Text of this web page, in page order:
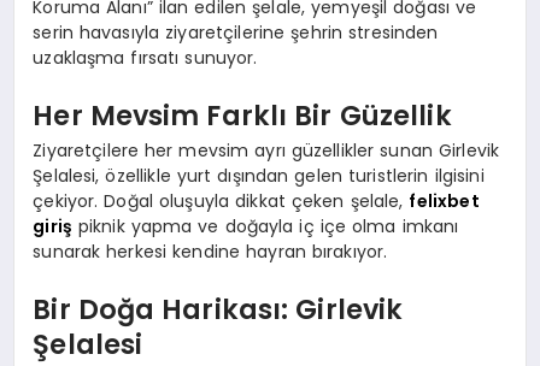
Koruma Alanı” ilan edilen şelale, yemyeşil doğası ve
serin havasıyla ziyaretçilerine şehrin stresinden
uzaklaşma fırsatı sunuyor.
Her Mevsim Farklı Bir Güzellik
Ziyaretçilere her mevsim ayrı güzellikler sunan Girlevik
Şelalesi, özellikle yurt dışından gelen turistlerin ilgisini
çekiyor. Doğal oluşuyla dikkat çeken şelale, felixbet
giriş piknik yapma ve doğayla iç içe olma imkanı
sunarak herkesi kendine hayran bırakıyor.
Bir Doğa Harikası: Girlevik
Şelalesi